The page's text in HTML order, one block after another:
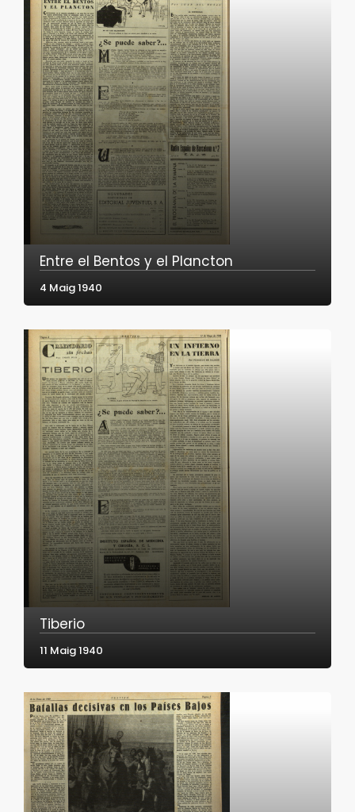
Entre el Bentos y el Plancton
4 Maig 1940
Tiberio
11 Maig 1940